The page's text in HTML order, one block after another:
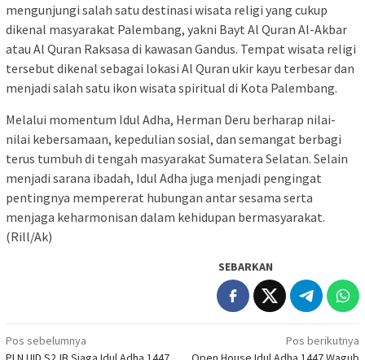
mengunjungi salah satu destinasi wisata religi yang cukup
dikenal masyarakat Palembang, yakni Bayt Al Quran Al-Akbar
atau Al Quran Raksasa di kawasan Gandus. Tempat wisata religi
tersebut dikenal sebagai lokasi Al Quran ukir kayu terbesar dan
menjadi salah satu ikon wisata spiritual di Kota Palembang.
Melalui momentum Idul Adha, Herman Deru berharap nilai-
nilai kebersamaan, kepedulian sosial, dan semangat berbagi
terus tumbuh di tengah masyarakat Sumatera Selatan. Selain
menjadi sarana ibadah, Idul Adha juga menjadi pengingat
pentingnya mempererat hubungan antar sesama serta
menjaga keharmonisan dalam kehidupan bermasyarakat.
(Rill/Ak)
SEBARKAN
Navigasi
Pos sebelumnya
Pos berikutnya